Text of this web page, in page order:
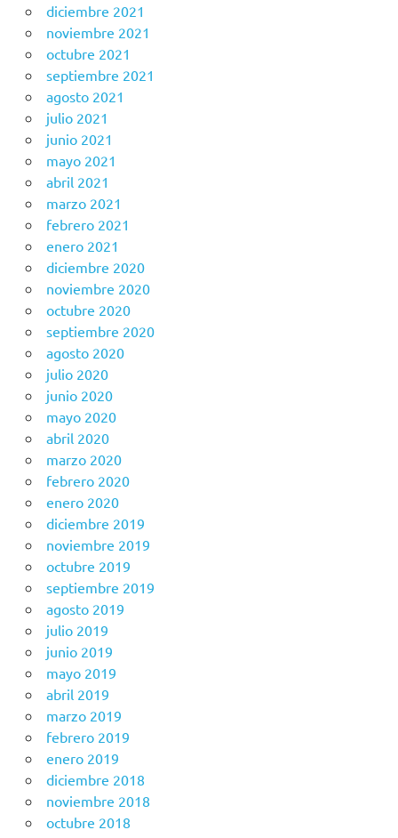
diciembre 2021
noviembre 2021
octubre 2021
septiembre 2021
agosto 2021
julio 2021
junio 2021
mayo 2021
abril 2021
marzo 2021
febrero 2021
enero 2021
diciembre 2020
noviembre 2020
octubre 2020
septiembre 2020
agosto 2020
julio 2020
junio 2020
mayo 2020
abril 2020
marzo 2020
febrero 2020
enero 2020
diciembre 2019
noviembre 2019
octubre 2019
septiembre 2019
agosto 2019
julio 2019
junio 2019
mayo 2019
abril 2019
marzo 2019
febrero 2019
enero 2019
diciembre 2018
noviembre 2018
octubre 2018